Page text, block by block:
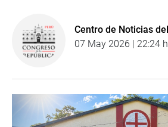
Centro de Noticias
07 May 2026 | 22:24 h